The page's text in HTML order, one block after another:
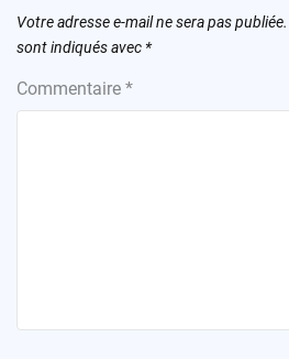
Votre adresse e-mail ne sera pas publiée.
sont indiqués avec *
Commentaire *